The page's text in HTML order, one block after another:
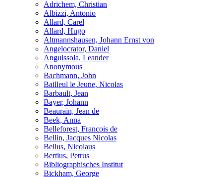
Adrichem, Christian
Albizzi, Antonio
Allard, Carel
Allard, Hugo
Altmannshausen, Johann Ernst von
Angelocrator, Daniel
Anguissola, Leander
Anonymous
Bachmann, John
Bailleul le Jeune, Nicolas
Barbault, Jean
Bayer, Johann
Beaurain, Jean de
Beek, Anna
Belleforest, Francois de
Bellin, Jacques Nicolas
Bellus, Nicolaus
Bertius, Petrus
Bibliographisches Institut
Bickham, George